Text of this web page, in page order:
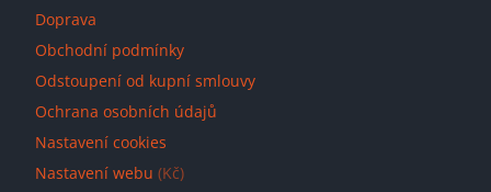
Doprava
Obchodní podmínky
Odstoupení od kupní smlouvy
Ochrana osobních údajů
Nastavení cookies
Nastavení webu (Kč)